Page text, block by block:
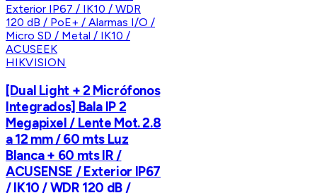
HIKVISION
[Dual Light + 2 Micrófonos
Integrados] Bala IP 2
Megapixel / Lente Mot. 2.8
a 12 mm / 60 mts Luz
Blanca + 60 mts IR /
ACUSENSE / Exterior IP67
/ IK10 / WDR 120 dB /